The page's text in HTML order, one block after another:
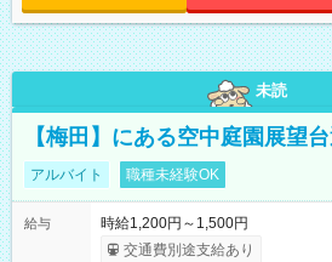
未読
【梅田】にある空中庭園展望
アルバイト 職種未経験OK
給与
時給1,200円～1,500円
交通費別途支給あり